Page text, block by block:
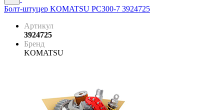
Болт-штуцер KOMATSU PC300-7 3924725
Артикул
3924725
Бренд
KOMATSU